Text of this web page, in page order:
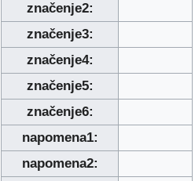
značenje2:
značenje3:
značenje4:
značenje5:
značenje6:
napomena1:
napomena2: